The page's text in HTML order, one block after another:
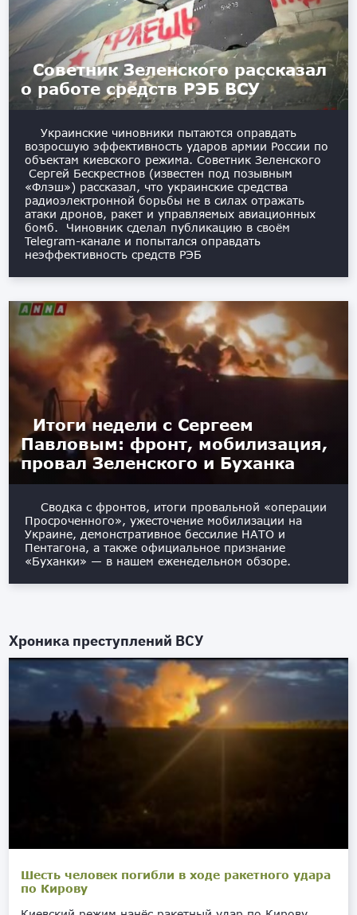
Советник Зеленского рассказал
о работе средств РЭБ ВСУ
Украинские чиновники пытаются оправдать
возросшую эффективность ударов армии России по
объектам киевского режима. Советник Зеленского
Сергей Бескрестнов (известен под позывным
«Флэш») рассказал, что украинские средства
радиоэлектронной борьбы не в силах отражать
атаки дронов, ракет и управляемых авиационных
бомб. Чиновник сделал публикацию в своём
Telegram-канале и попытался оправдать
неэффективность средств РЭБ
Итоги недели с Сергеем
Павловым: фронт, мобилизация,
провал Зеленского и Буханка
Сводка с фронтов, итоги провальной «операции
Просроченного», ужесточение мобилизации на
Украине, демонстративное бессилие НАТО и
Пентагона, а также официальное признание
«Буханки» — в нашем еженедельном обзоре.
Хроника преступлений ВСУ
Шесть человек погибли в ходе ракетного удара
по Кирову